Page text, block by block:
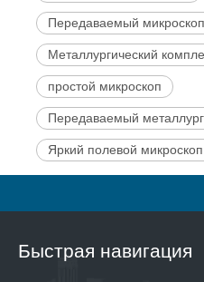
Передаваемый микроскоп
Металлургический
простой микроскоп
Передаваемый
Яркий полевой микроскоп
Быстрая навигация